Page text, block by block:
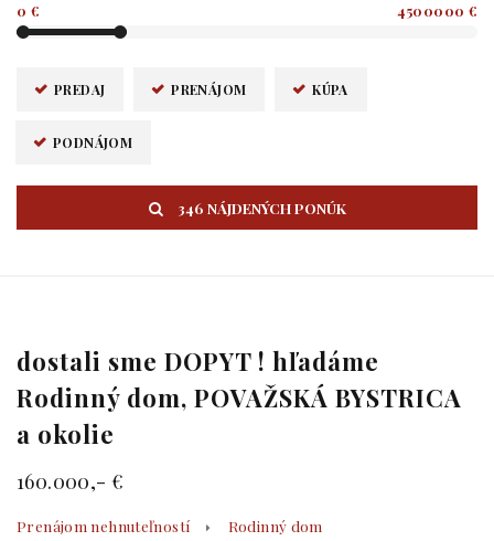
0 € 4500000 €
PREDAJ PRENÁJOM KÚPA
PODNÁJOM
346 NÁJDENÝCH PONÚK
dostali sme DOPYT ! hľadáme
Rodinný dom, POVAŽSKÁ BYSTRICA
a okolie
160.000,- €
Prenájom nehnuteľností Rodinný dom